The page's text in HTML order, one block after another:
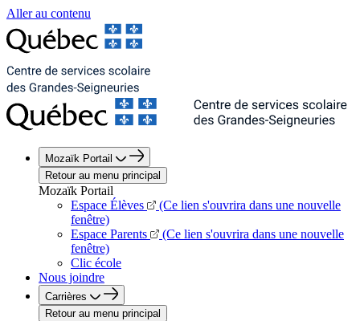
Aller au contenu
Mozaïk Portail
Retour au menu principal
Mozaïk Portail
Espace Élèves
(Ce lien s'ouvrira dans une nouvelle
fenêtre)
Espace Parents
(Ce lien s'ouvrira dans une nouvelle
fenêtre)
Clic école
Nous joindre
Carrières
Retour au menu principal